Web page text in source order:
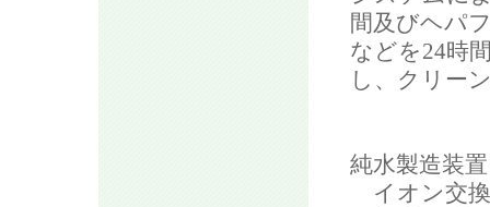
間及びヘパ
などを24時
し、クリー
純水製造装置
イオン交